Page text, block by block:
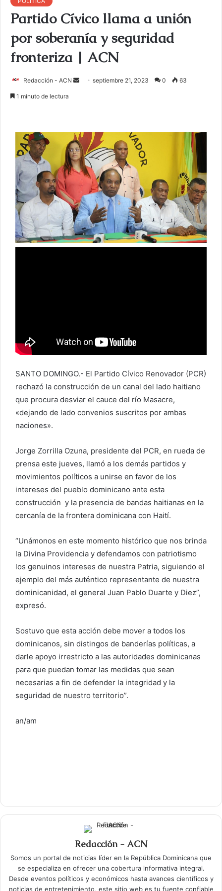
Partido Cívico llama a unión
por soberanía y seguridad
fronteriza | ACN
Redacción - ACN
r
u
n
c
o
r
r
e
o
e
i
c
septiembre 21, 2023 0 63
1 minuto de lectura
SANTO DOMINGO.- El Partido Cívico Renovador (PCR)
rechazó la construcción de un canal del lado haitiano
que procura desviar el cauce del río Masacre,
«dejando de lado convenios suscritos por ambas
naciones».
Jorge Zorrilla Ozuna, presidente del PCR, en rueda de
prensa este jueves, llamó a los demás partidos y
movimientos políticos a unirse en favor de los
intereses del pueblo dominicano ante esta
construcción y la presencia de bandas haitianas en la
cercanía de la frontera dominicana con Haití.
“Unámonos en este momento histórico que nos brinda
la Divina Providencia y defendamos con patriotismo
los genuinos intereses de nuestra Patria, siguiendo el
ejemplo del más auténtico representante de nuestra
dominicanidad, el general Juan Pablo Duarte y Diez”,
expresó.
Sostuvo que esta acción debe mover a todos los
dominicanos, sin distingos de banderías políticas, a
darle apoyo irrestricto a las autoridades dominicanas
para que puedan tomar las medidas que sean
necesarias a fin de defender la integridad y la
seguridad de nuestro territorio”.
an/am
Redacción - ACN
Somos un portal de noticias líder en la República Dominicana que
se especializa en ofrecer una cobertura informativa integral.
Desde eventos políticos y económicos hasta avances científicos y
noticias de entretenimiento, este sitio web es tu fuente confiable